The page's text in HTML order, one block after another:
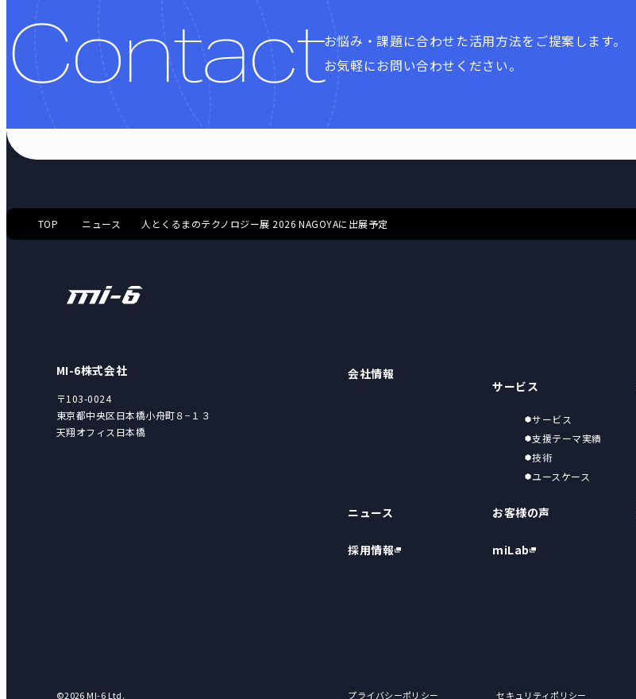
Contactお悩み・課題に合わせた活用方法をご提案します。
お気軽にお問い合わせください。
TOP ニュース 人とくるまのテクノロジー展 2026 NAGOYAに出展予定
MI-6株式会社
〒103-0024
東京都中央区日本橋小舟町８−１３
天翔オフィス日本橋
会社情報
サービス
サービス
支援テーマ実績
技術
ユースケース
ニュース お客様の声
採用情報 miLab
プライバシーポリシー セキュリティポリシー
©2026 MI-6 Ltd.